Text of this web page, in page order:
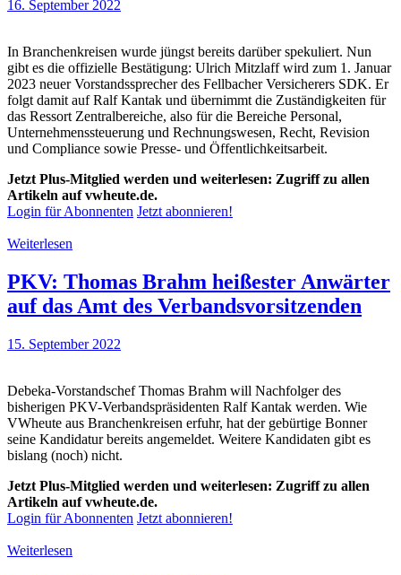
16. September 2022
In Branchenkreisen wurde jüngst bereits darüber spekuliert. Nun
gibt es die offizielle Bestätigung: Ulrich Mitzlaff wird zum 1. Januar
2023 neuer Vorstandssprecher des Fellbacher Versicherers SDK. Er
folgt damit auf Ralf Kantak und übernimmt die Zuständigkeiten für
das Ressort Zentralbereiche, also für die Bereiche Personal,
Unternehmenssteuerung und Rechnungswesen, Recht, Revision
und Compliance sowie Presse- und Öffentlichkeitsarbeit.
Jetzt Plus-Mitglied werden und weiterlesen: Zugriff zu allen
Artikeln auf vwheute.de.
Login für Abonnenten Jetzt abonnieren!
Weiterlesen
PKV: Thomas Brahm heißester Anwärter
auf das Amt des Verbandsvorsitzenden
15. September 2022
Debeka-Vorstandschef Thomas Brahm will Nachfolger des
bisherigen PKV-Verbandspräsidenten Ralf Kantak werden. Wie
VWheute aus Branchenkreisen erfuhr, hat der gebürtige Bonner
seine Kandidatur bereits angemeldet. Weitere Kandidaten gibt es
bislang (noch) nicht.
Jetzt Plus-Mitglied werden und weiterlesen: Zugriff zu allen
Artikeln auf vwheute.de.
Login für Abonnenten Jetzt abonnieren!
Weiterlesen